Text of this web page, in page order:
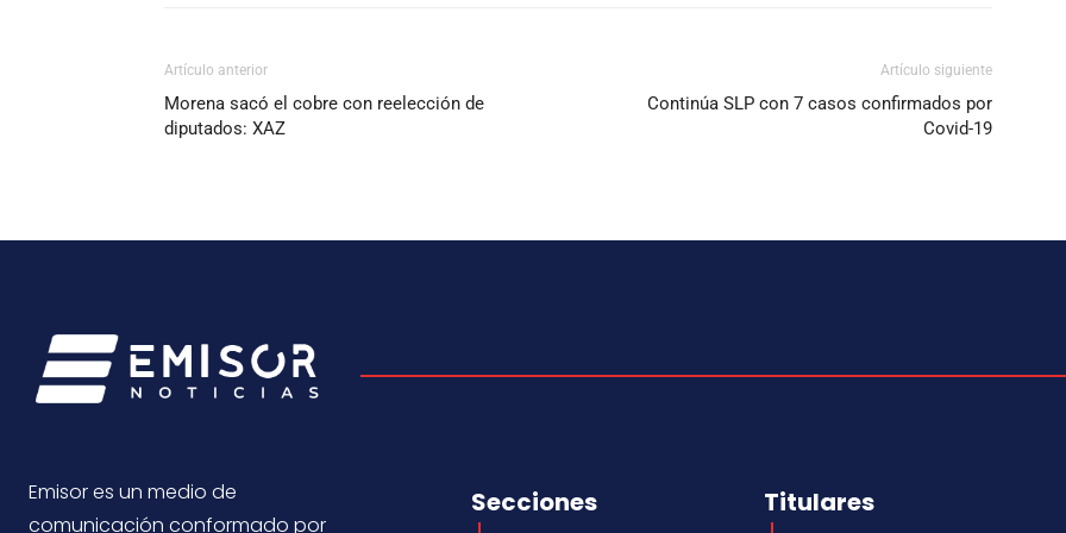
Artículo anterior
Morena sacó el cobre con reelección de
diputados: XAZ
Artículo siguiente
Continúa SLP con 7 casos confirmados por
Covid-19
Emisor es un medio de
comunicación conformado por
Secciones Titulares